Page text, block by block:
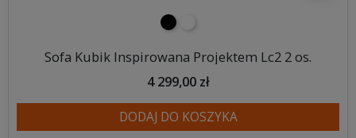
czarny
Sofa Kubik Inspirowana Projektem Lc2 2 os.
4 299,00 zł
DODAJ DO KOSZYKA